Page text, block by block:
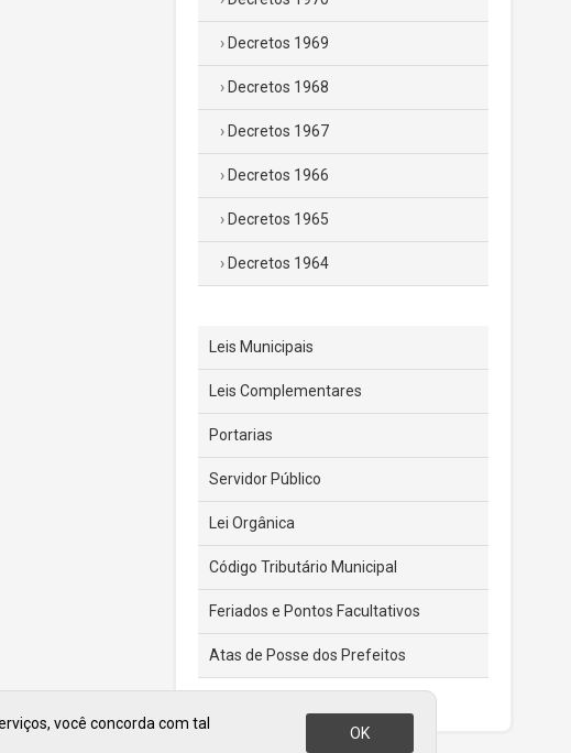
Decretos 1969
Decretos 1968
Decretos 1967
Decretos 1966
Decretos 1965
Decretos 1964
Leis Municipais
Leis Complementares
Portarias
Servidor Público
Lei Orgânica
Código Tributário Municipal
Feriados e Pontos Facultativos
Atas de Posse dos Prefeitos
você concorda com tal
OK